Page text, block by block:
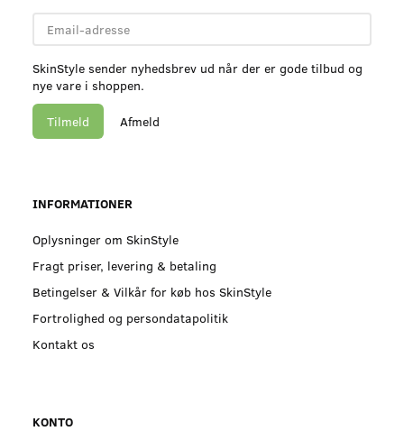
adresse
SkinStyle sender nyhedsbrev ud når der er gode tilbud og
nye vare i shoppen.
Tilmeld Afmeld
INFORMATIONER
Oplysninger om SkinStyle
Fragt priser, levering & betaling
Betingelser & Vilkår for køb hos SkinStyle
Fortrolighed og persondatapolitik
Kontakt os
KONTO